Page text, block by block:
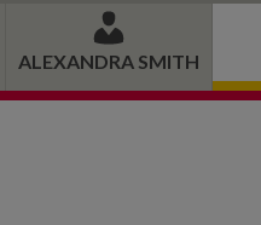
ALEXANDRA SMITH